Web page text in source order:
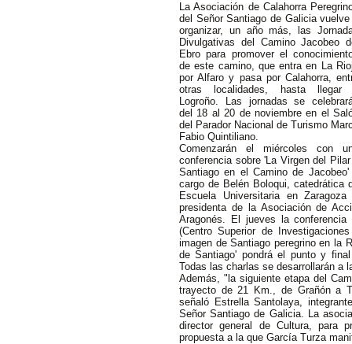
La Asociación de Calahorra
del Señor Santiago de Galicia
organizar, un año más, las
Divulgativas del Camino Jacobeo
Ebro para promover el
de este camino, que entra en La
por Alfaro y pasa por Calahorra,
otras localidades,
hasta llegar
Logroño. Las jornadas se
del 18 al 20 de noviembre en el
del Parador Nacional de Turismo
Fabio Quintiliano.
Comenzarán el miércoles con
conferencia sobre 'La Virgen del
Santiago en el Camino de Jacobeo'
cargo de Belén Boloqui, catedrática
Escuela Universitaria en
presidenta de la Asociación de
Aragonés. El jueves la
(Centro Superior de
imagen de Santiago peregrino en la
de Santiago' pondrá el punto y
Todas las charlas se desarrollarán a
Además, "la siguiente etapa del
trayecto de 21 Km., de Grañón a
señaló Estrella Santolaya,
Señor Santiago de Galicia. La
director general de Cultura, para
propuesta a la que García Turza